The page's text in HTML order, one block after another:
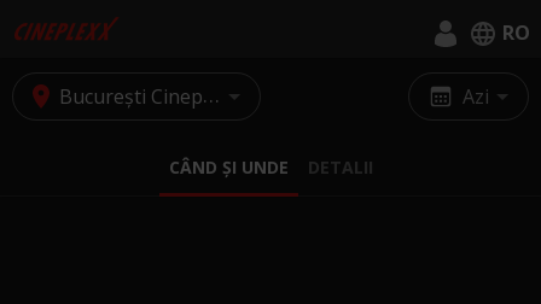
RO
English
București Cineplexx Baneasa Azi
CÂND ȘI UNDE DETALII